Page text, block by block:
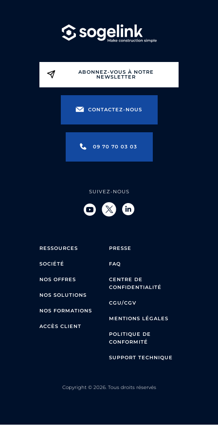
ABONNEZ-VOUS À NOTRE
NEWSLETTER
CONTACTEZ-NOUS
09 70 70 03 03
SUIVEZ-NOUS
RESSOURCES
SOCIÉTÉ
NOS OFFRES
NOS SOLUTIONS
NOS FORMATIONS
ACCÈS CLIENT
PRESSE
FAQ
CENTRE DE
CONFIDENTIALITÉ
CGU/CGV
MENTIONS LÉGALES
POLITIQUE DE
CONFORMITÉ
SUPPORT TECHNIQUE
Copyright © 2026. Tous droits réservés